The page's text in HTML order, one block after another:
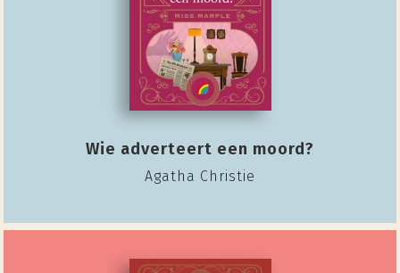
Wie adverteert een moord?
Agatha Christie